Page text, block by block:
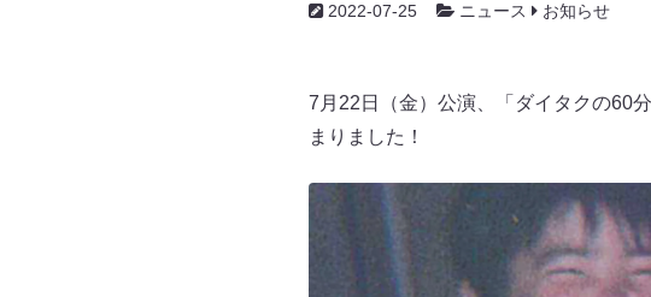
2022-07-25 ニュース お知らせ
7月22日（金）公演、「ダイタクの60
まりました！